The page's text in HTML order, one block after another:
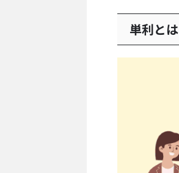
単利とは